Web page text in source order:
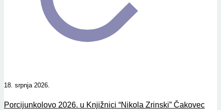
18. srpnja 2026.
Porcijunkolovo 2026. u Knjižnici “Nikola Zrinski” Čakovec